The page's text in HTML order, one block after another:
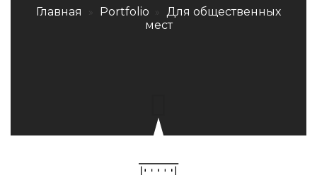
Главная » Portfolio » Для общественных
мест